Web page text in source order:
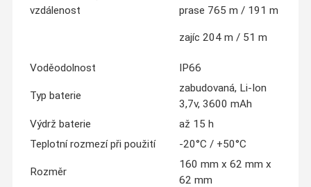
vzdálenost
prase 765 m / 191 m
zajíc 204 m / 51 m
Voděodolnost IP66
Typ baterie
zabudovaná, Li-Ion
3,7v, 3600 mAh
Výdrž baterie
až 15 h
Teplotní rozmezí při použití
-20°C / +50°C
Rozměr
160 mm x 62 mm x
62 mm